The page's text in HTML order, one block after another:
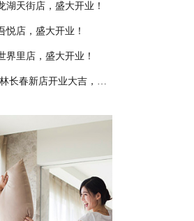
湖天街店，盛大开业！
悦店，盛大开业！
界里店，盛大开业！
长春新店开业大吉，大卖特卖